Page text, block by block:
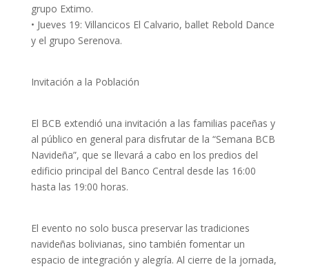
grupo Extimo.
• Jueves 19: Villancicos El Calvario, ballet Rebold Dance
y el grupo Serenova.
Invitación a la Población
El BCB extendió una invitación a las familias paceñas y
al público en general para disfrutar de la “Semana BCB
Navideña”, que se llevará a cabo en los predios del
edificio principal del Banco Central desde las 16:00
hasta las 19:00 horas.
El evento no solo busca preservar las tradiciones
navideñas bolivianas, sino también fomentar un
espacio de integración y alegría. Al cierre de la jornada,